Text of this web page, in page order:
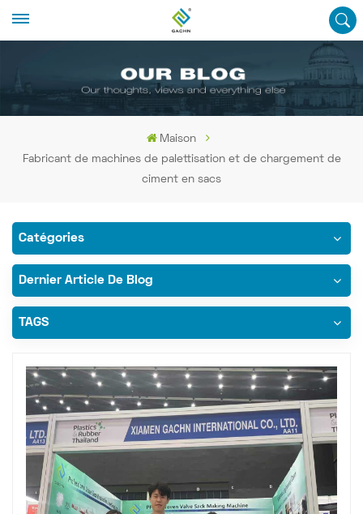
Maison
Fabricant de machines de palettisation et de chargement de
ciment en sacs
Catégories
Dernier Article De Blog
TAGS